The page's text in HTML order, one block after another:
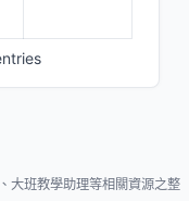
大班教學助理等相關資源之整